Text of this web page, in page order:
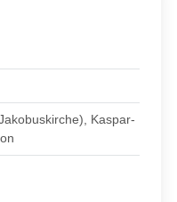
Kaspar-